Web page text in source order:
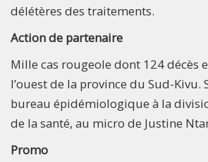
délétères des traitements.
Action de partenaire
Mille cas rougeole dont 124 décès
l’ouest de la province du Sud-Kivu.
bureau épidémiologique à la
de la santé, au micro de Justine
Promo